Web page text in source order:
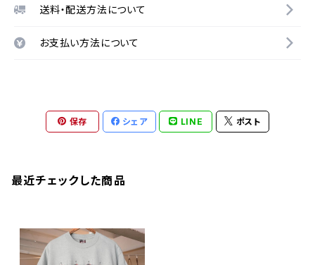
送料・配送方法について
お支払い方法について
保存 シェア LINE ポスト
最近チェックした商品